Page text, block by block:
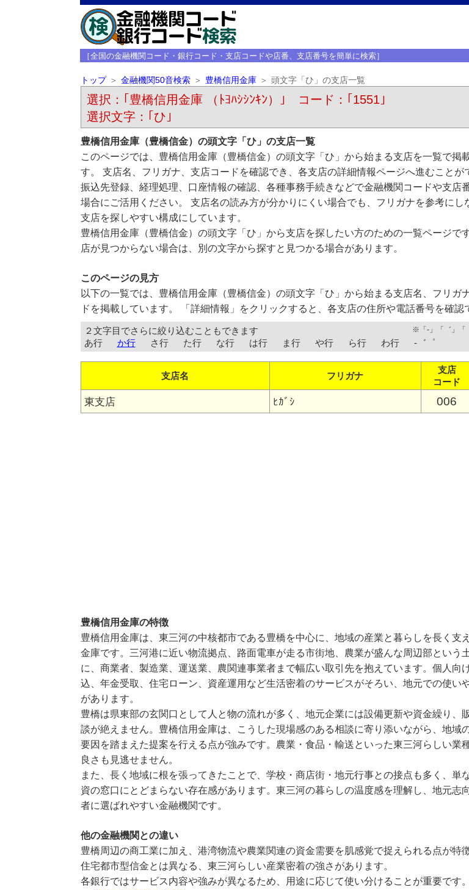
［全国の金融機関コード・銀行コード・支店コードや店番、支店番号を簡単に検索］
トップ 金融機関50音検索 豊橋信用金庫 頭文字「ひ」の支店一覧
選択：｢豊橋信用金庫 （ﾄﾖﾊｼｼﾝｷﾝ）｣ コード：｢1551｣
選択文字：｢ひ｣
豊橋信用金庫（豊橋信金）の頭文字「ひ」の支店一覧
このページでは、豊橋信用金庫（豊橋信金）の頭文字「ひ」から始まる支店を一覧で掲
す。 支店名、フリガナ、支店コードを確認でき、各支店の詳細情報ページへ進むことが
振込先登録、経理処理、口座情報の確認、各種事務手続きなどで金融機関コードや支店
場合にご活用ください。 支店名の読み方が分かりにくい場合でも、フリガナを参考にし
支店を探しやすい構成にしています。
豊橋信用金庫（豊橋信金）の頭文字「ひ」から支店を探したい方のための一覧ページで
店が見つからない場合は、別の文字から探すと見つかる場合があります。
このページの見方
以下の一覧では、豊橋信用金庫（豊橋信金）の頭文字「ひ」から始まる支店名、フリガ
ドを掲載しています。 「詳細情報」をクリックすると、各支店の住所や電話番号を確認
２文字目でさらに絞り込むこともできます ※「-」「゛」「
あ行 か行 さ行 た行 な行 は行 ま行 や行 ら行 わ行 -゛゜
支店名 フリガナ
支店
コード
東支店 ﾋｶﾞｼ 006
豊橋信用金庫の特徴
豊橋信用金庫は、東三河の中核都市である豊橋を中心に、地域の産業と暮らしを長く支
金庫です。三河港に近い物流拠点、路面電車が走る市街地、農業が盛んな周辺部という
に、商業者、製造業、運送業、農関連事業者まで幅広い取引先を抱えています。個人向
込、年金受取、住宅ローン、資産運用など生活密着のサービスがそろい、地元での使い
があります。
豊橋は県東部の玄関口として人と物の流れが多く、地元企業には設備更新や資金繰り、
談が絶えません。豊橋信用金庫は、こうした現場感のある相談に寄り添いながら、地域
要因を踏まえた提案を行える点が強みです。農業・食品・輸送といった東三河らしい業
良さも見逃せません。
また、長く地域に根を張ってきたことで、学校・商店街・地元行事との接点も多く、単
資の窓口にとどまらない存在感があります。東三河の暮らしの温度感を理解し、地元志
者に選ばれやすい金融機関です。
他の金融機関との違い
豊橋周辺の商工業に加え、港湾物流や農業関連の資金需要を肌感覚で捉えられる点が特
住宅都市型信金とは異なる、東三河らしい産業密着の強さがあります。
各銀行ではサービス内容や強みが異なるため、用途に応じて使い分けることが重要です。